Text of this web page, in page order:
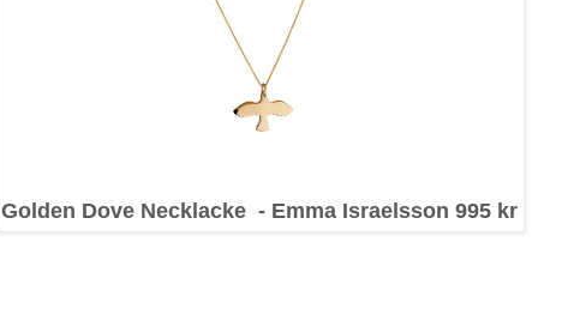
Golden Dove Necklacke - Emma Israelsson 995 kr